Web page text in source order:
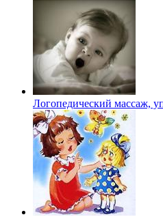
Логопедический массаж,